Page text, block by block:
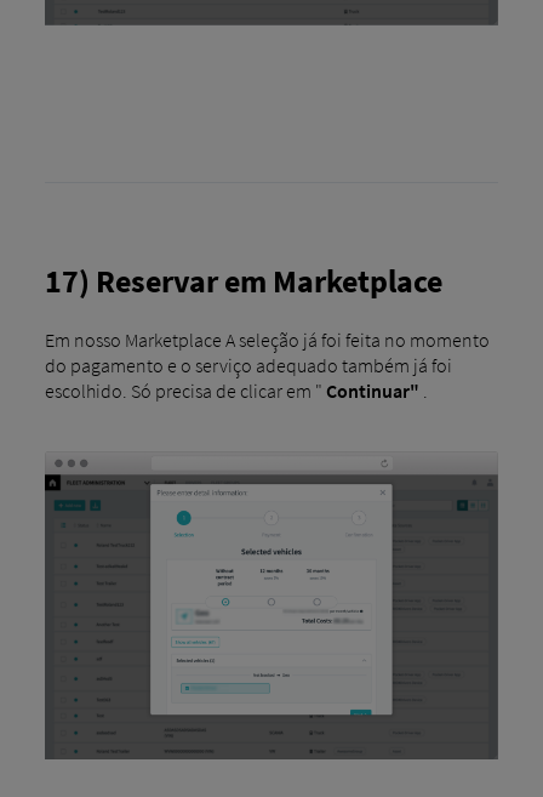
17) Reservar em Marketplace
Em nosso Marketplace A seleção já foi feita no momento
do pagamento e o serviço adequado também já foi
escolhido. Só precisa de clicar em " Continuar"